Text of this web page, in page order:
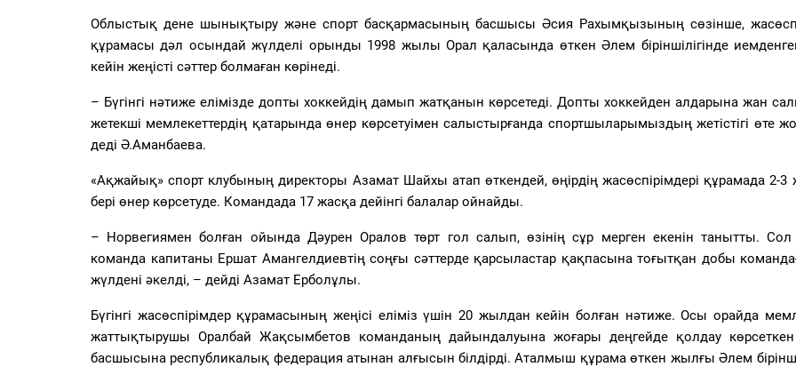
Облыстық дене шынықтыру және спорт басқармасының басшысы Әсия Рахымқызының сөзінше,
құрамасы дәл осындай жүлделі орынды 1998 жылы Орал қаласында өткен Әлем біріншілігінде
кейін жеңісті сәттер болмаған көрінеді.
– Бүгінгі нәтиже елімізде допты хоккейдің дамып жатқанын көрсетеді. Допты хоккейден алдарына жан
жетекші мемлекеттердің қатарында өнер көрсетуімен салыстырғанда спортшыларымыздың жетістігі өте
деді Ә.Аманбаева.
«Ақжайық» спорт клубының директоры Азамат Шайхы атап өткендей, өңірдің жасөспірімдері құрамада 2-
бері өнер көрсетуде. Командада 17 жасқа дейінгі балалар ойнайды.
– Норвегиямен болған ойында Дәурен Оралов төрт гол салып, өзінің сұр мерген екенін танытты. Сол
команда капитаны Ершат Амангелдиевтің соңғы сәттерде қарсыластар қақпасына тоғытқан добы
жүлдені әкелді, – дейді Азамат Ерболұлы.
Бүгінгі жасөспірімдер құрамасының жеңісі еліміз үшін 20 жылдан кейін болған нәтиже. Осы орайда
жаттықтырушы Оралбай Жақсымбетов команданың дайындалуына жоғары деңгейде қолдау
басшысына республикалық федерация атынан алғысын білдірді. Аталмыш құрама өткен жылғы Әлем